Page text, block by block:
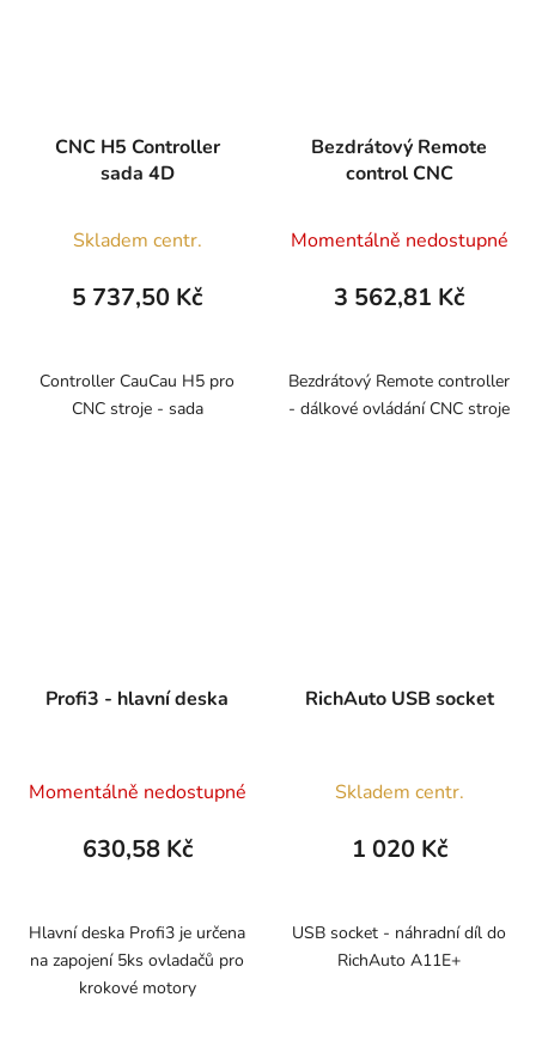
CNC H5 Controller
sada 4D
Skladem centr.
5 737,50 Kč
Controller CauCau H5 pro
CNC stroje - sada
Bezdrátový Remote
control CNC
Momentálně nedostupné
3 562,81 Kč
Bezdrátový Remote controller
- dálkové ovládání CNC stroje
Profi3 - hlavní deska
Momentálně nedostupné
630,58 Kč
Hlavní deska Profi3 je určena
na zapojení 5ks ovladačů pro
krokové motory
RichAuto USB socket
Skladem centr.
1 020 Kč
USB socket - náhradní díl do
RichAuto A11E+